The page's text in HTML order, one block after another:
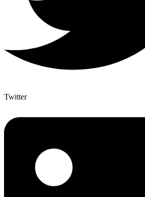
Twitter